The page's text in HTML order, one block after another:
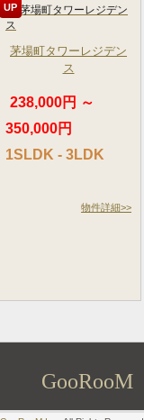
UP
茅場町タワーレジデン
ス
238,000円 ～
350,000円
1SLDK - 3LDK
物件詳細>>
GooRooM